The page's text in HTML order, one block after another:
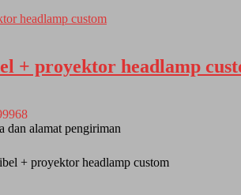
+ proyektor headlamp
dan alamat pengiriman
+ proyektor headlamp custom